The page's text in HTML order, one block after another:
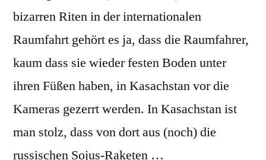
bizarren Riten in der internationalen
Raumfahrt gehört es ja, dass die Raumfahrer,
kaum dass sie wieder festen Boden unter
ihren Füßen haben, in Kasachstan vor die
Kameras gezerrt werden. In Kasachstan ist
man stolz, dass von dort aus (noch) die
russischen Sojus-Raketen …